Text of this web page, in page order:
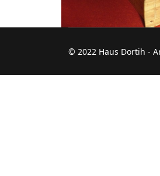
© 2022 Haus Dortih -